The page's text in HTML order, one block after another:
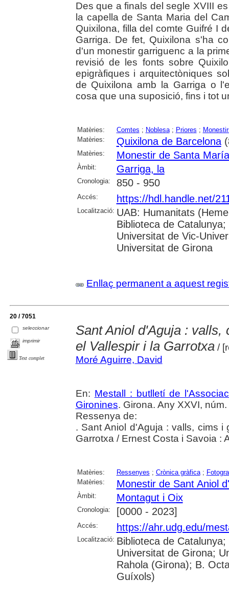
Des que a finals del segle XVIII
la capella de Santa Maria del
Quixilona, filla del comte Guifré I
Garriga. De fet, Quixilona s'ha
d'un monestir garriguenc a la
revisió de les fonts sobre
epigràfiques i arquitectòniques
de Quixilona amb la Garriga o
cosa que una suposició, fins i tot
Matèries: Comtes ; Noblesa; Priores ;
Matèries:
Quixilona de Barcelona
Matèries: Monestir de Santa
Àmbit: Garriga, la
Cronologia: 850 - 950
Accés: https://hdl.handle.net/
Localització: UAB: Humanitats
Biblioteca de
Universitat de Vic-
Universitat de Girona
Enllaç permanent a aquest
20 / 7051
seleccionar
imprimir
Text complet
Sant Aniol d'Aguja :
el Vallespir i la Garrotxa/
Moré Aguirre, David
En: Mestall : butlletí de
Gironines. Girona. Any XXVI,
Ressenya de:
. Sant Aniol d'Aguja : valls, cims i
Garrotxa / Ernest Costa i Savoia :
Matèries: Ressenyes ; Crònica gràfica;
Matèries:
Monestir de Sant Aniol
Àmbit: Montagut i Oix
Cronologia: [0000 - 2023]
Accés: https://ahr.udg.edu/
Localització: Biblioteca de
Universitat de Girona;
Rahola (Girona); B.
Guíxols)